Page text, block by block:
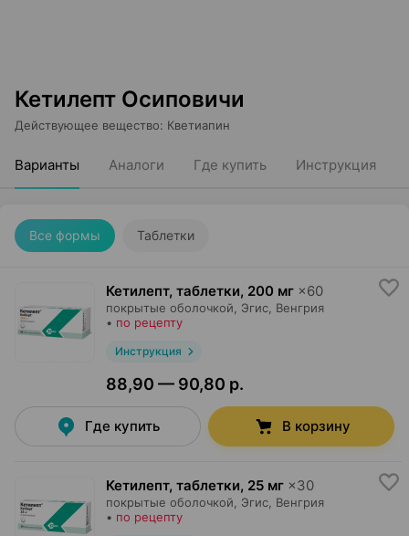
Кетилепт Осиповичи
Действующее вещество: Кветиапин
Варианты Аналоги Где купить Инструкция
Все формы Таблетки
Кетилепт, таблетки, 200 мг ×60
покрытые оболочкой, Эгис , Венгрия
• по рецепту
Инструкция
88,90 — 90,80 р.
Где купить В корзину
Кетилепт, таблетки, 25 мг ×30
покрытые оболочкой, Эгис , Венгрия
• по рецепту